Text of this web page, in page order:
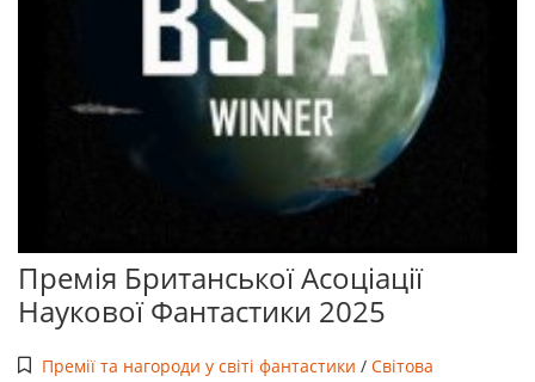
Премія Британської Асоціації
Наукової Фантастики 2025
Премії та нагороди у світі фантастики / Світова